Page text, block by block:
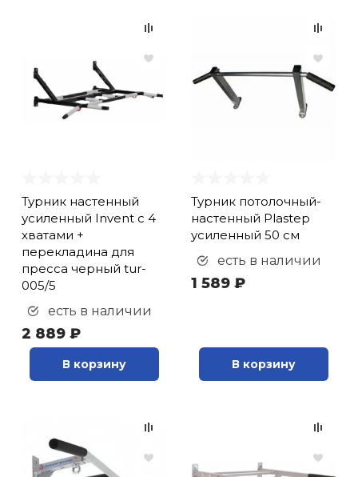
Турник настенный
усиленный Invent с 4
хватами +
перекладина для
пресса черный tur-
005/5
есть в наличии
2 889 ₽
В корзину
Турник потолочный-
настенный Plastep
усиленный 50 см
есть в наличии
1 589 ₽
В корзину